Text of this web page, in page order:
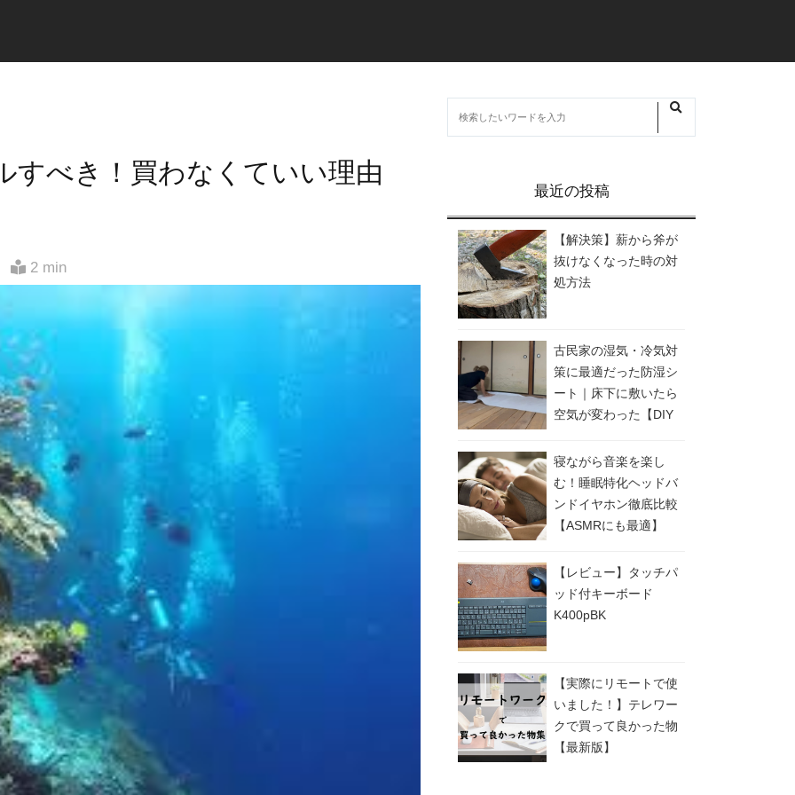
すべき！買わなくていい理由
2 min
最近の投稿
【解決策】薪から斧が
抜けなくなった時の対
処方法
古民家の湿気・冷気対
策に最適だった防湿シ
ート｜床下に敷いたら
空気が変わった【DIY
寝ながら音楽を楽し
む！睡眠特化ヘッドバ
ンドイヤホン徹底比較
【ASMRにも最適】
【レビュー】タッチパ
ッド付キーボード
K400pBK
【実際にリモートで使
いました！】テレワー
クで買って良かった物
【最新版】